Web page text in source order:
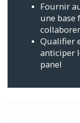
Fournir
une
Qualifier
anticiper
panel